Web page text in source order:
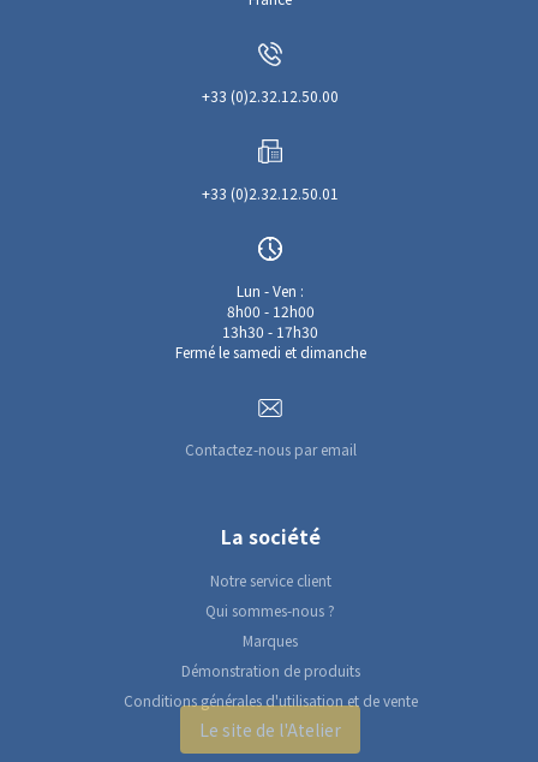
+33 (0)2.32.12.50.00
+33 (0)2.32.12.50.01
Lun - Ven :
8h00 - 12h00
13h30 - 17h30
Fermé le samedi et dimanche
Contactez-nous par email
La société
Notre service client
Qui sommes-nous ?
Marques
Démonstration de produits
Conditions générales d'utilisation et de vente
Le site de l'Atelier